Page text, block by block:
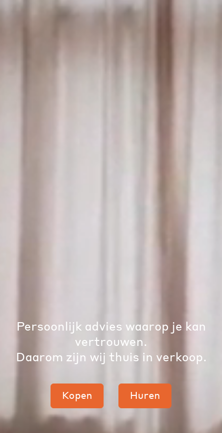
Persoonlijk advies waarop je kan
vertrouwen.
Daarom zijn wij thuis in verkoop.
Kopen Huren